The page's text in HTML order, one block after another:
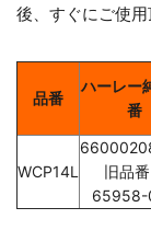
後、すぐにご使用
品番
ハーレー
番
WCP14L
旧品番
65958-